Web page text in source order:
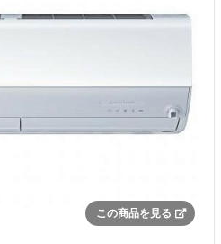
この商品を見る